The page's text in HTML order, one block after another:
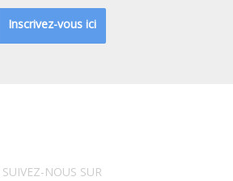
Inscrivez-vous ici
SUIVEZ-NOUS SUR